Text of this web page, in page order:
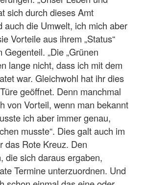
sich durch dieses Amt
auch die Umwelt, ich mich aber
Vorteile aus ihrem „Status“
„Die „Grünen
lange nicht, dass ich mit dem
war. Gleichwohl hat ihr dies
geöffnet. Denn manchmal
von Vorteil, wenn man bekannt
ich aber immer genau,
musste“. Dies galt auch im
das Rote Kreuz. Den
die sich daraus ergaben,
Termine unterzuordnen. Und